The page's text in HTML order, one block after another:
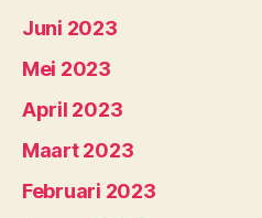
Juni 2023
Mei 2023
April 2023
Maart 2023
Februari 2023